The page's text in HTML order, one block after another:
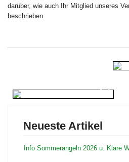
darüber, wie auch Ihr Mitglied unseres
beschrieben.
Neueste Artikel
Info Sommerangeln 2026 u. Klare